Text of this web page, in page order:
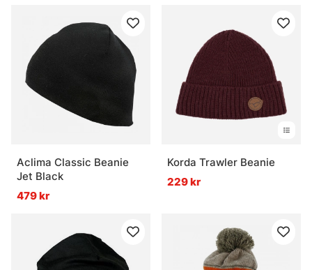
Aclima Classic Beanie
Jet Black
479 kr
Korda Trawler Beanie
229 kr